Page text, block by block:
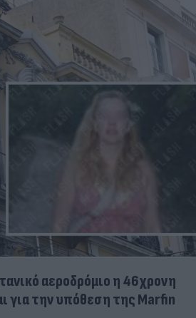
αεροδρόμιο η 46χρονη
για την υπόθεση της Marfin